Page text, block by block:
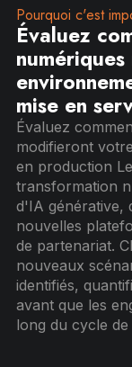
Pourquoi c'est
Évaluez
mise en
Évaluez
modifieront
en production
transformation
d'IA générative,
nouvelles
de partenariat.
nouveaux
identifiés,
avant que les
long du cycle